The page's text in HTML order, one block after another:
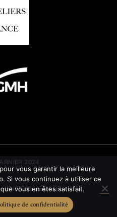
2024
MENTIONS LÉGALES
RSE
vous garantir la meilleure
Si vous continuez à utiliser ce
vous en êtes satisfait.
de confidentialité